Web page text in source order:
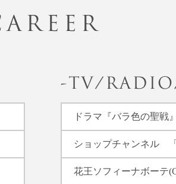
ドラマ『バラ色の聖戦
ショップチャンネル
花王ソフィーナボーテ